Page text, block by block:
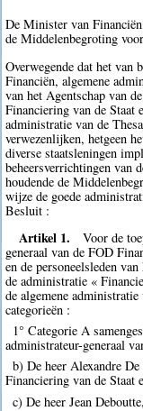
De Minister van
de Middelenbegroting
Overwegende dat het van
Financiën, algemene
van het Agentschap van
Financiering van de Staat
administratie van de
verwezenlijken, hetgeen
diverse staatsleningen
beheersverrichtingen van
houdende de
wijze de goede
Besluit :
Artikel 1.
Voor de
generaal van de FOD
en de personeelsleden
de administratie «
de algemene
categorieën :
1° Categorie A
administrateur-generaal
b) De heer Alexandre
Financiering van de Staat
c) De heer Jean